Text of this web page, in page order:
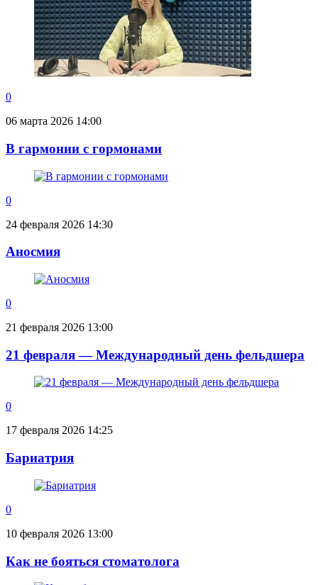
0
06 марта 2026 14:00
В гармонии с гормонами
0
24 февраля 2026 14:30
Аносмия
0
21 февраля 2026 13:00
21 февраля — Международный день фельдшера
0
17 февраля 2026 14:25
Бариатрия
0
10 февраля 2026 13:00
Как не бояться стоматолога